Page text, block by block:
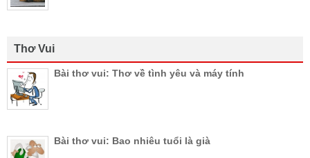
Thơ Vui
Bài thơ vui: Thơ về tình yêu và máy tính
Bài thơ vui: Bao nhiêu tuổi là già